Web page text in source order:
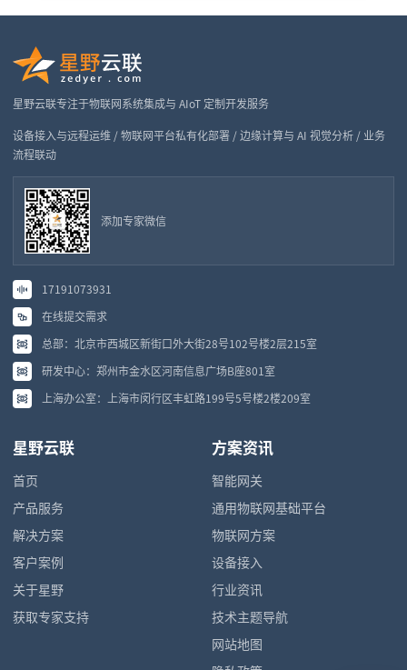
星野云联专注于物联网系统集成与 AIoT 定制开发服务
设备接入与远程运维 / 物联网平台私有化部署 / 边缘计算与 AI 视觉分析 / 业务
流程联动
添加专家微信
17191073931
在线提交需求
总部：北京市西城区新街口外大街28号102号楼2层215室
研发中心：郑州市金水区河南信息广场B座801室
上海办公室：上海市闵行区丰虹路199号5号楼2楼209室
星野云联
首页
产品服务
解决方案
客户案例
关于星野
获取专家支持
方案资讯
智能网关
通用物联网基础平台
物联网方案
设备接入
行业资讯
技术主题导航
网站地图